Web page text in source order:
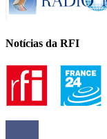
Notícias da RFI